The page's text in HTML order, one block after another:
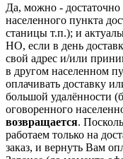
Да, можно - достаточно
населенного пункта
станицы т.п.); и
НО, если в день
свой адрес и/или
в другом населенном
оплачивать доставку
большой удалённости
оговоренного
возвращается.
работаем только на
заказ, и вернуть Вам